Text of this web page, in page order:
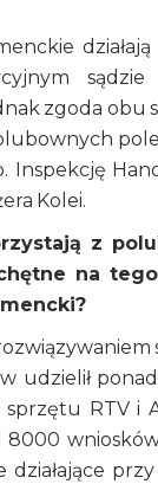
zgoda obu
Kolei.
z
na
udzielił
sprzętu RTV
8000